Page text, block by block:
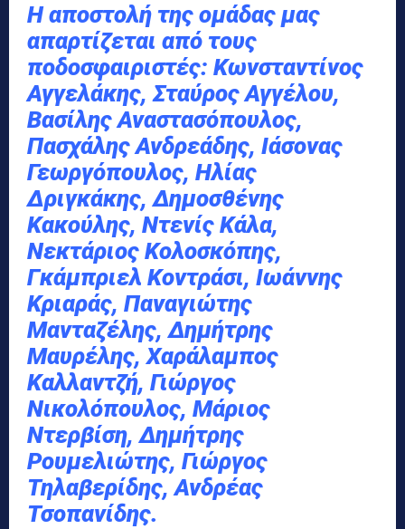
Η αποστολή της ομάδας μας
απαρτίζεται από τους
ποδοσφαιριστές: Κωνσταντίνος
Αγγελάκης, Σταύρος Αγγέλου,
Βασίλης Αναστασόπουλος,
Πασχάλης Ανδρεάδης, Ιάσονας
Γεωργόπουλος, Ηλίας
Δριγκάκης, Δημοσθένης
Κακούλης, Ντενίς Κάλα,
Νεκτάριος Κολοσκόπης,
Γκάμπριελ Κοντράσι, Ιωάννης
Κριαράς, Παναγιώτης
Μανταζέλης, Δημήτρης
Μαυρέλης, Χαράλαμπος
Καλλαντζή, Γιώργος
Νικολόπουλος, Μάριος
Ντερβίση, Δημήτρης
Ρουμελιώτης, Γιώργος
Τηλαβερίδης, Ανδρέας
Τσοπανίδης.